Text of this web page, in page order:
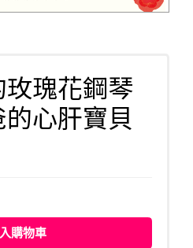
玫瑰花鋼琴
心肝寶貝
購物車